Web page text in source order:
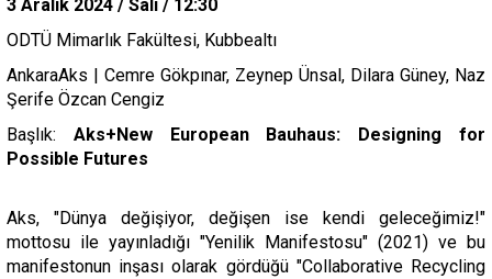
3 Aralık 2024 / Salı / 12:30
ODTÜ Mimarlık Fakültesi, Kubbealtı
AnkaraAks | Cemre Gökpınar, Zeynep Ünsal, Dilara Güney, Naz
Şerife Özcan Cengiz
Başlık: Aks+New European Bauhaus: Designing for
Possible Futures
Aks, "Dünya değişiyor, değişen ise kendi geleceğimiz!"
mottosu ile yayınladığı "Yenilik Manifestosu" (2021) ve bu
manifestonun inşası olarak gördüğü "Collaborative Recycling